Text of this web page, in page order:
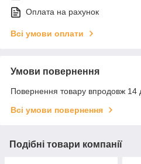
Оплата на рахунок
Всі умови оплати
Умови повернення
Повернення товару впродовж 14
Всі умови повернення
Подібні товари компанії